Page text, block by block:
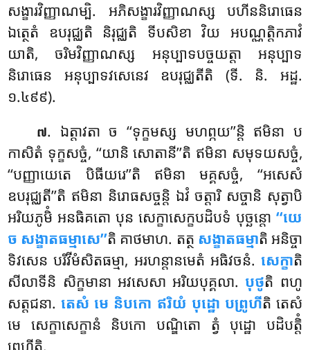
សង្ខារវិញ្ញាណម្បិ. អភិសង្ខារវិញ្ញាណស្ស បហីននិរោធេន
ឯត្ថេតំ ឧបរុជ្ឈតិ និរុជ្ឈតិ ទីបសិខា វិយ អបណ្ណត្តិកភាវំ
យាតិ, ចរិមវិញ្ញាណស្ស អនុប្បាទបច្ចយត្តា អនុប្បាទ
និរោធេន អនុប្បាទវសេនេវ ឧបរុជ្ឈតីតិ (ទី. និ. អដ្ឋ.
១.៤៩៩).
៧. ឯត្តាវតាច ‘‘ទុក្ខមស្ស មហព្ភយ’’ន្តិ ឥមិនា ប
កាសិតំ ទុក្ខសច្ចំ, ‘‘យានិ សោតានី’’តិ ឥមិនា សមុទយសច្ចំ,
‘‘បញ្ញាយេតេ បិធីយរេ’’តិ ឥមិនា មគ្គសច្ចំ, ‘‘អសេសំ
ឧបរុជ្ឈតី’’តិ ឥមិនា និរោធសច្ចន្តិ ឯវំ ចត្តារិ សច្ចានិ សុត្វាបិ
អរិយភូមិំ អនធិគតោ បុន សេក្ខាសេក្ខបដិបទំ បុច្ឆន្តោ ‘‘យេ
ច សង្ខាតធម្មាសេ’’តិ គាថមាហ. តត្ថ សង្ខាតធម្មាតិ អនិច្ចា
ទិវសេន បរិវីមំសិតធម្មា, អរហន្តានមេតំ អធិវចនំ. សេក្ខាតិ
សីលាទីនិ សិក្ខមានា អវសេសា អរិយបុគ្គលា. បុថូតិ ពហូ
សត្តជនា.តេសំ មេ និបកោ ឥរិយំ បុដ្ឋោ បព្រូហីតិ តេសំ
មេ សេក្ខាសេក្ខានំ និបកោ បណ្ឌិតោ ត្វំ បុដ្ឋោ បដិបត្តិំ
ព្រូហីតិ.